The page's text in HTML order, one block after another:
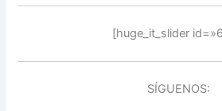
[huge_it_slider
SÍGUENOS: